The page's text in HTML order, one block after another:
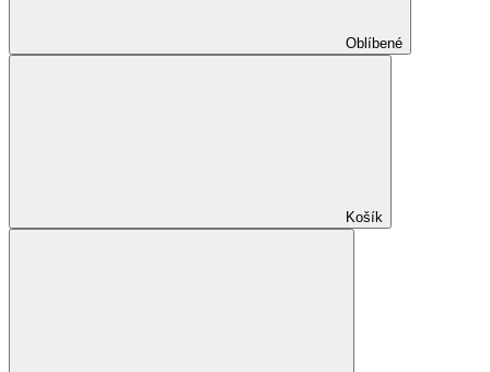
Oblíbené
Košík